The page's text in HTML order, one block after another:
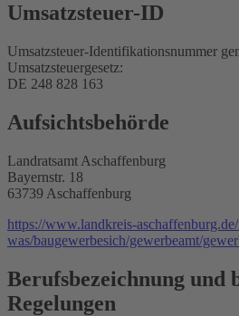
Umsatzsteuer-ID
Umsatzsteuer-Identifikationsnummer
Umsatzsteuergesetz:
DE 248 828 163
Aufsichtsbehörde
Landratsamt Aschaffenburg
Bayernstr. 18
63739 Aschaffenburg
https://www.landkreis-
was/baugewerbesich/gewerbeamt/
Berufsbezeichnung und
Regelungen